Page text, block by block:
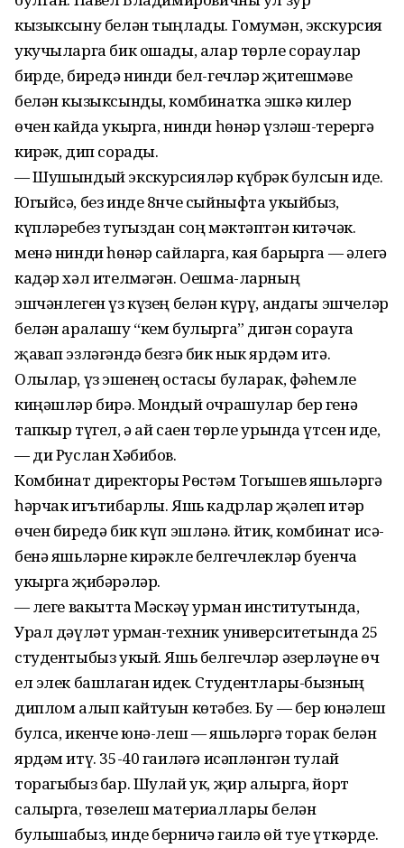
кызыксыну белән тыңлады. Гомумән, экскурсия
укучыларга бик ошады, алар төрле сораулар
бирде, биредә нинди бел-гечләр җитешмәве
белән кызыксынды, комбинатка эшкә килер
өчен кайда укырга, нинди һөнәр үзләш-терергә
кирәк, дип сорады.
— Шушындый экскурсияләр күбрәк булсын иде.
Югыйсә, без инде 8нче сыйныфта укыйбыз,
күпләребез тугыздан соң мәктәптән китәчәк. Ә
менә нинди һөнәр сайларга, кая барырга — әлегә
кадәр хәл ителмәгән. Оешма-ларның
эшчәнлеген үз күзең белән күрү, андагы эшчеләр
белән аралашу “кем булырга” дигән сорауга
җавап эзләгәндә безгә бик нык ярдәм итә.
Олылар, үз эшенең остасы буларак, фәһемле
киңәшләр бирә. Мондый очрашулар бер генә
тапкыр түгел, ә ай саен төрле урында үтсен иде,
— ди Руслан Хәбибов.
Комбинат директоры Рөстәм Тогышев яшьләргә
һәрчак игътибарлы. Яшь кадрлар җәлеп итәр
өчен биредә бик күп эшләнә. Әйтик, комбинат исә-
бенә яшьләрне кирәкле белгечлекләр буенча
укырга җибәрәләр.
— Әлеге вакытта Мәскәү урман институтында,
Урал дәүләт урман-техник университетында 25
студентыбыз укый. Яшь белгечләр әзерләүне өч
ел элек башлаган идек. Студентлары-бызның
диплом алып кайтуын көтәбез. Бу — бер юнәлеш
булса, икенче юнә-леш — яшьләргә торак белән
ярдәм итү. 35-40 гаиләгә исәпләнгән тулай
торагыбыз бар. Шулай ук, җир алырга, йорт
салырга, төзелеш материаллары белән
булышабыз, инде берничә гаилә өй туе үткәрде.